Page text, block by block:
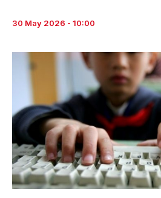
30 May 2026 - 10:00